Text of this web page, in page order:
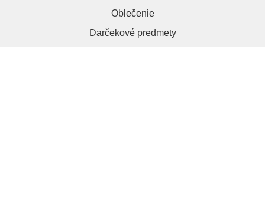
Oblečenie
Darčekové predmety